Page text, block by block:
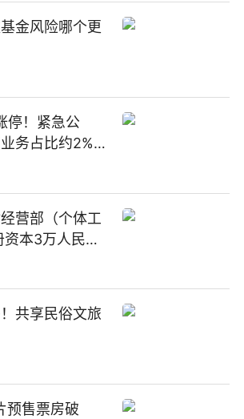
金风险哪个更
停！紧急公
务占比约2%！
营部（个体工
本3万人民币
共享民俗文旅
预售票房破